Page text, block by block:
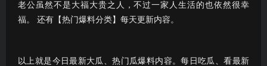
老公虽然不是大福大贵之人，不过一家人生活的也依然很幸
福。 还有【热门爆料分类】每天更新内容。
以上就是今日最新大瓜、热门瓜爆料内容。每日吃瓜、看最新